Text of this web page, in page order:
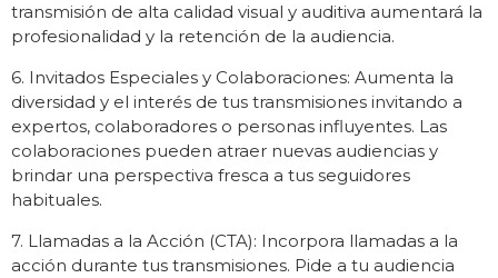
transmisión de alta calidad visual y auditiva aumentará la
profesionalidad y la retención de la audiencia.
6. Invitados Especiales y Colaboraciones: Aumenta la
diversidad y el interés de tus transmisiones invitando a
expertos, colaboradores o personas influyentes. Las
colaboraciones pueden atraer nuevas audiencias y
brindar una perspectiva fresca a tus seguidores
habituales.
7. Llamadas a la Acción (CTA): Incorpora llamadas a la
acción durante tus transmisiones. Pide a tu audiencia